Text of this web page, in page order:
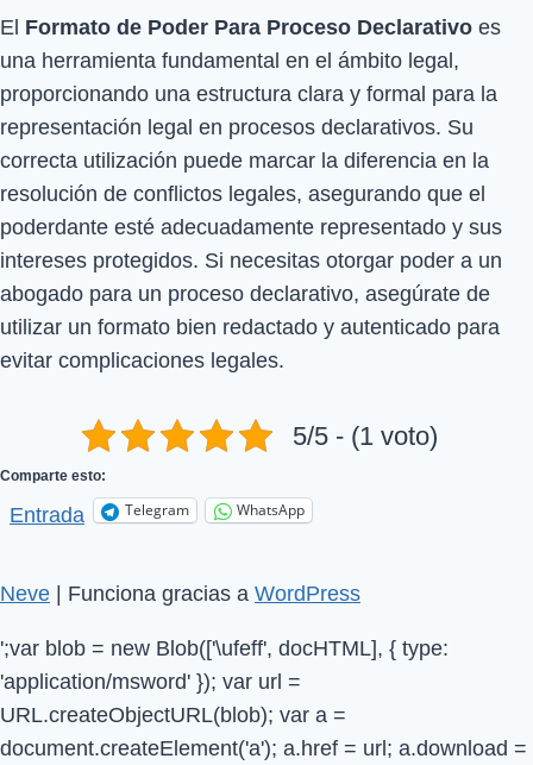
El Formato de Poder Para Proceso Declarativo es
una herramienta fundamental en el ámbito legal,
proporcionando una estructura clara y formal para la
representación legal en procesos declarativos. Su
correcta utilización puede marcar la diferencia en la
resolución de conflictos legales, asegurando que el
poderdante esté adecuadamente representado y sus
intereses protegidos. Si necesitas otorgar poder a un
abogado para un proceso declarativo, asegúrate de
utilizar un formato bien redactado y autenticado para
evitar complicaciones legales.
5/5 - (1 voto)
Comparte esto:
Entrada Telegram WhatsApp
Neve | Funciona gracias a WordPress
';var blob = new Blob(['\ufeff', docHTML], { type:
'application/msword' }); var url =
URL.createObjectURL(blob); var a =
document.createElement('a'); a.href = url; a.download =